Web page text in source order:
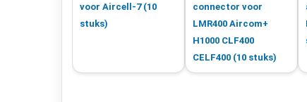
voor Aircell-7 (10
stuks)
connector voor
LMR400 Aircom+
H1000 CLF400
CELF400 (10 stuks)